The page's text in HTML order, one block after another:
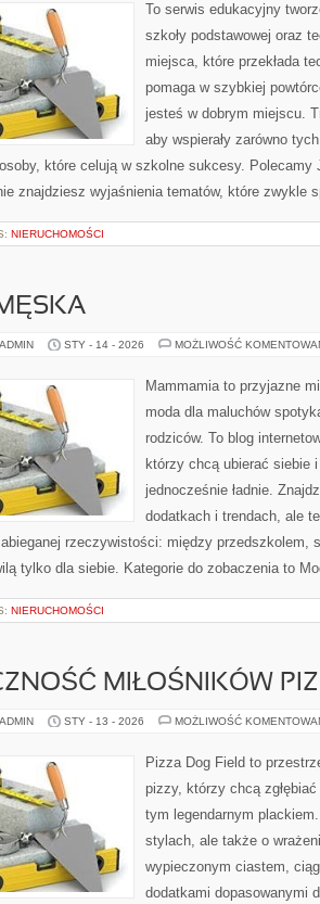
To serwis edukacyjny
szkoły podstawowej oraz
miejsca, które przekłada
pomaga w szybkiej
jesteś w dobrym miejscu.
aby wspierały zarówno
które celują w szkolne sukcesy.
znajdziesz wyjaśnienia tematów, które zwykle
NIERUCHOMOŚCI
STY - 14 - 2026 MOŻLIWOŚĆ
Mammamia to przyjazne
moda dla maluchów
rodziców. To blog
którzy chcą ubierać siebie
jednocześnie ładnie.
dodatkach i trendach, ale
rzeczywistości: między przedszkolem,
tylko dla siebie. Kategorie do zobaczenia to
NIERUCHOMOŚCI
MIŁOŚNIKÓW
STY - 13 - 2026 MOŻLIWOŚĆ
Pizza Dog Field to
pizzy, którzy chcą
tym legendarnym
stylach, ale także o
wypieczonym ciastem,
dodatkami dopasowanymi